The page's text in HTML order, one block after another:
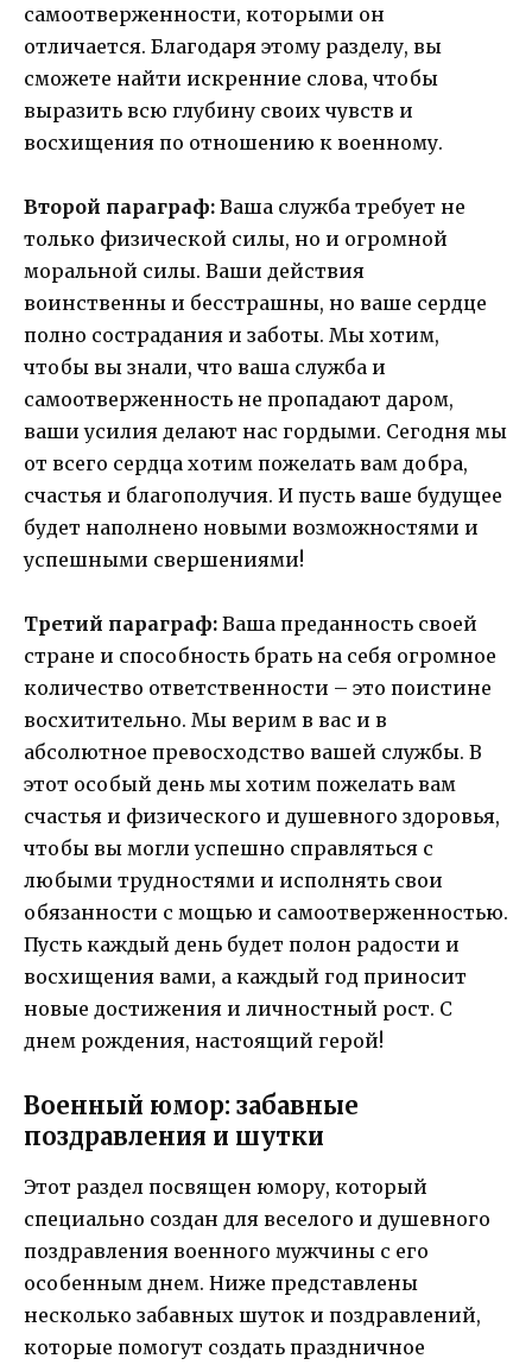
самоотверженности, которыми он
отличается. Благодаря этому разделу, вы
сможете найти искренние слова, чтобы
выразить всю глубину своих чувств и
восхищения по отношению к военному.
Второй параграф: Ваша служба требует не
только физической силы, но и огромной
моральной силы. Ваши действия
воинственны и бесстрашны, но ваше сердце
полно сострадания и заботы. Мы хотим,
чтобы вы знали, что ваша служба и
самоотверженность не пропадают даром,
ваши усилия делают нас гордыми. Сегодня мы
от всего сердца хотим пожелать вам добра,
счастья и благополучия. И пусть ваше будущее
будет наполнено новыми возможностями и
успешными свершениями!
Третий параграф: Ваша преданность своей
стране и способность брать на себя огромное
количество ответственности – это поистине
восхитительно. Мы верим в вас и в
абсолютное превосходство вашей службы. В
этот особый день мы хотим пожелать вам
счастья и физического и душевного здоровья,
чтобы вы могли успешно справляться с
любыми трудностями и исполнять свои
обязанности с мощью и самоотверженностью.
Пусть каждый день будет полон радости и
восхищения вами, а каждый год приносит
новые достижения и личностный рост. С
днем рождения, настоящий герой!
Военный юмор: забавные
поздравления и шутки
Этот раздел посвящен юмору, который
специально создан для веселого и душевного
поздравления военного мужчины с его
особенным днем. Ниже представлены
несколько забавных шуток и поздравлений,
которые помогут создать праздничное